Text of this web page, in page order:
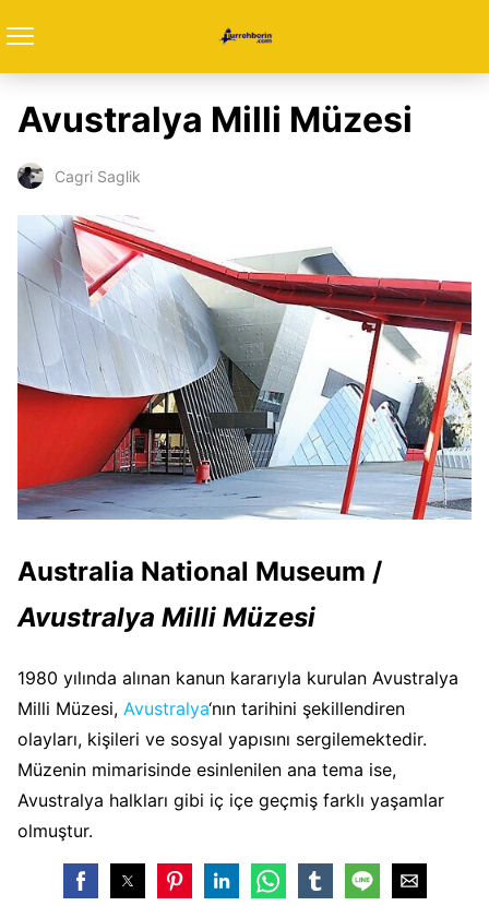
Avustralya Milli Müzesi
Cagri Saglik
Australia National Museum /
Avustralya Milli Müzesi
1980 yılında alınan kanun kararıyla kurulan Avustralya
Milli Müzesi, Avustralya‘nın tarihini şekillendiren
olayları, kişileri ve sosyal yapısını sergilemektedir.
Müzenin mimarisinde esinlenilen ana tema ise,
Avustralya halkları gibi iç içe geçmiş farklı yaşamlar
olmuştur.